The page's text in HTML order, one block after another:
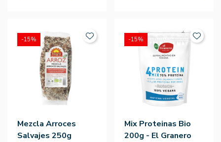
Mezcla Arroces
Salvajes 250g
-15%
Mix Proteinas Bio
200g - El Granero
-15%